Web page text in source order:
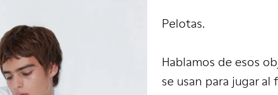
Pelotas.
Hablamos de esos
se usan para jugar